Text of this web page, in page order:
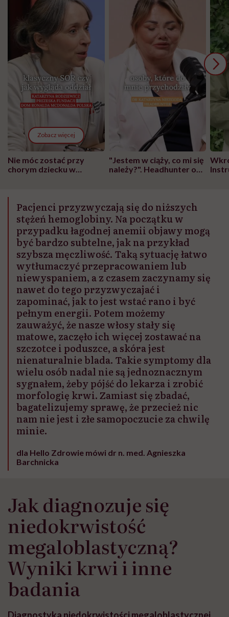
Zobacz więcej
Nie móc zostać przy
chorym dziecku w
może chyba tylko
głupota i brak
wyobraźni"
"Jestem w ciąży, co mi się
należy?". Headhunter o
Pacjenci przyzwyczają się do niższych
stężeń hemoglobiny. Na początku w
przypadku łagodnej anemii objawy mogą
być bardzo subtelne, jak na przykład
szybsza męczliwość. Taką sytuację łatwo
wytłumaczyć przepracowaniem lub
niewyspaniem, a z czasem zaczynamy się
nawet do tego przyzwyczajać i
zapominać, jak to jest wstać rano i być
pełnym energii. Potem możemy
zauważyć, że nasze włosy stały się
matowe, zaczęło ich więcej zostawać na
szczotce i poduszce, a skóra jest
nienaturalnie blada. Takie symptomy dla
wielu osób nadal nie są jednoznacznym
sygnałem, żeby pójść do lekarza i zrobić
morfologię krwi. Zamiast się zbadać,
bagatelizujemy sprawę, że przecież nic
nam nie jest i złe samopoczucie za chwilę
minie.
dla Hello Zdrowie mówi dr n. med. Agnieszka
Barchnicka
Jak diagnozuje się
niedokrwistość
megaloblastyczną?
Wyniki krwi i inne
badania